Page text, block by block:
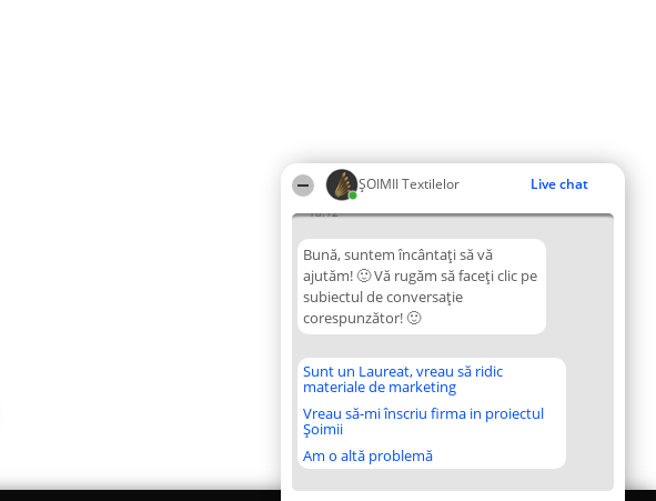
ȘOIMII Textilelor Live chat
18:12
Bună, suntem încântați să vă
ajutăm! 🙂 Vă rugăm să faceți clic pe
subiectul de conversație
corespunzător! 🙂
Sunt un Laureat, vreau să ridic
materiale de marketing
Vreau să-mi înscriu firma in proiectul
Șoimii
Am o altă problemă